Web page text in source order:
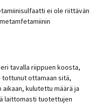
ei ole riittävän
tavalla riippuen koosta,
ottamaan sitä,
kulutettu määrä ja
laittomasti tuotettujen